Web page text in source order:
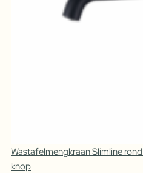
Wastafelmengkraan Slimline
knop